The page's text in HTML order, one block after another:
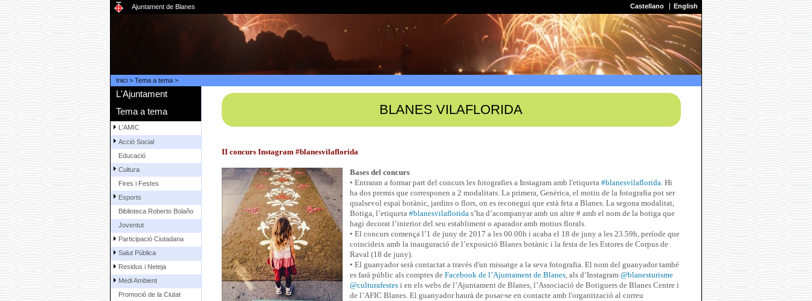
Ajuntament de Blanes Castellano English
Inici> Tema a tema>
L'Ajuntament
Tema a tema
L'AMIC
Acció Social
Educació
Cultura
Fires i Festes
Esports
Biblioteca Roberto Bolaño
Joventut
Participació Ciutadana
Salut Pública
Residus i Neteja
Medi Ambient
Promoció de la Ciutat
BLANES VILAFLORIDA
II concurs Instagram #blanesvilaflorida
Bases del concurs
• Entraran a formar part del concurs les fotografies a Instagram amb l'etiqueta#blanesvilaflorida. Hi
ha dos premis que corresponen a 2 modalitats. La primera, Genèrica, el motiu de la fotografia pot ser
qualsevol espai botànic, jardins o flors, on es reconegui que està feta a Blanes. La segona modalitat,
Botiga, l’etiqueta#blanesvilaflorida s’ha d’acompanyar amb un altre # amb el nom de la botiga que
hagi decorat l’interior del seu establiment o aparador amb motius florals.
• El concurs comença l’1 de juny de 2017 a les 00.00h i acaba el 18 de juny a les 23.59h, període que
coincideix amb la inauguració de l’exposició Blanes botànic i la festa de les Estores de Corpus de
Raval (18 de juny).
• El guanyador serà contactat a través d'un missatge a la seva fotografia. El nom del guanyador també
es farà públic als comptes deFacebook de l’Ajuntament de Blanes, als d’Instagram@blanesturisme
@culturafestes i en els webs de l’Ajuntament de Blanes, l’Associació de Botiguers de Blanes Centre i
de l’AFIC Blanes. El guanyador haurà de posar-se en contacte amb l'organització al correu